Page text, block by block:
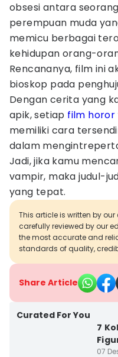
obsesi antara
perempuan muda
memicu berbagai
kehidupan orang-
Rencananya, film ini
bioskop pada
Dengan cerita yang
apik, setiap film horor
memiliki cara
dalam
Jadi, jika kamu
vampir, maka judul-
yang tepat.
This article is written by
carefully reviewed by our
the most accurate and
standards of quality,
Share Article
Curated For You
7
07